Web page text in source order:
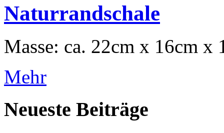
Naturrandschale
Masse: ca. 22cm x 16cm
Mehr
Neueste Beiträge